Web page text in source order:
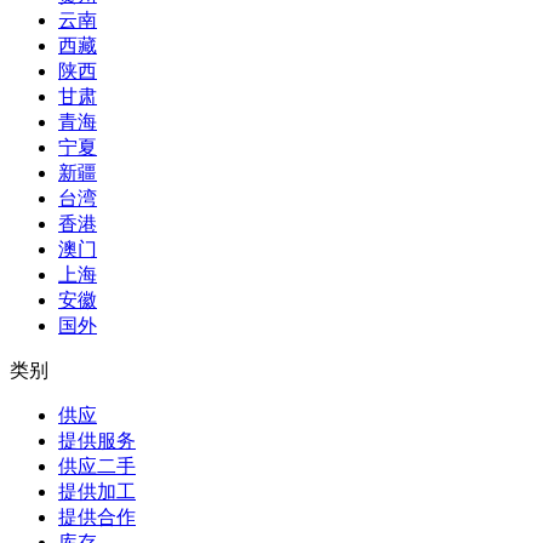
云南
西藏
陕西
甘肃
青海
宁夏
新疆
台湾
香港
澳门
上海
安徽
国外
类别
供应
提供服务
供应二手
提供加工
提供合作